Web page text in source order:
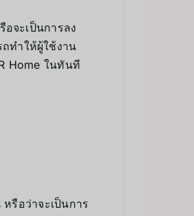
จะเป็นการลง
ทำให้ผู้ใช้งาน
Home ในทันที
รือว่าจะเป็นการ